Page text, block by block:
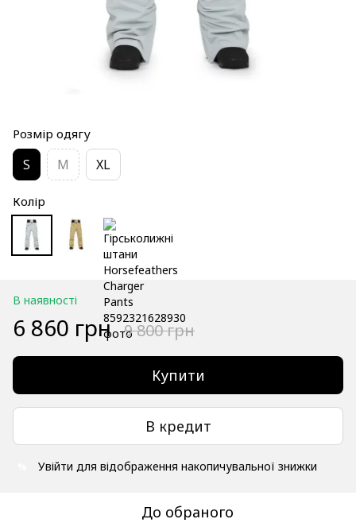
Розмір одягу
S M XL
Колір
В наявності
6 860 грн 9 800 грн
Купити
В кредит
Увійти для відображення накопичувальної знижки
До обраного